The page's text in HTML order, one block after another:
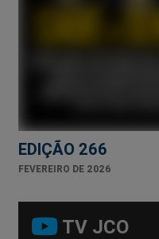
EDIÇÃO 266
FEVEREIRO DE 2026
TV JCO